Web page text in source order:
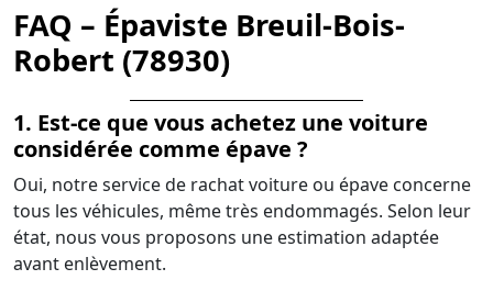
FAQ – Épaviste Breuil-Bois-
Robert (78930)
1. Est-ce que vous achetez une voiture
considérée comme épave ?
Oui, notre service de rachat voiture ou épave concerne
tous les véhicules, même très endommagés. Selon leur
état, nous vous proposons une estimation adaptée
avant enlèvement.